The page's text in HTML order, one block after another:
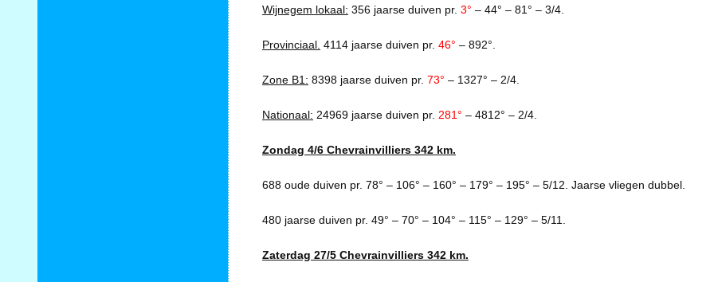
Wijnegem lokaal: 356 jaarse duiven pr. 3° – 44° – 81° – 3/4.
Provinciaal. 4114 jaarse duiven pr. 46° – 892°.
Zone B1: 8398 jaarse duiven pr. 73° – 1327° – 2/4.
Nationaal: 24969 jaarse duiven pr. 281° – 4812° – 2/4.
Zondag 4/6 Chevrainvilliers 342 km.
688 oude duiven pr. 78° – 106° – 160° – 179° – 195° – 5/12. Jaarse vliegen dubbel.
480 jaarse duiven pr. 49° – 70° – 104° – 115° – 129° – 5/11.
Zaterdag 27/5 Chevrainvilliers 342 km.